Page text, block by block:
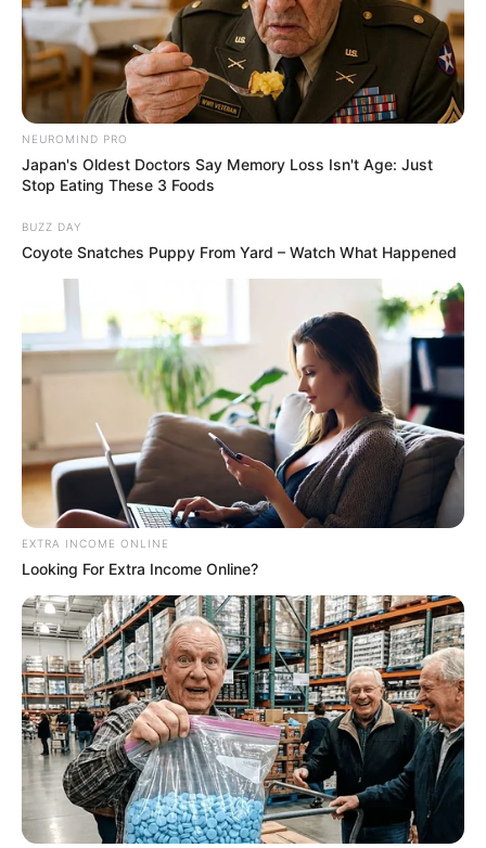
NEUROMIND PRO
Japan's Oldest Doctors Say Memory Loss Isn't Age: Just
Stop Eating These 3 Foods
BUZZ DAY
Coyote Snatches Puppy From Yard – Watch What Happened
EXTRA INCOME ONLINE
Looking For Extra Income Online?